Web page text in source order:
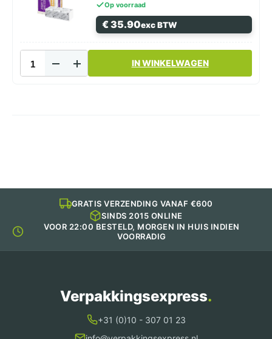
gekozen
de
productpagina
Op voorraad
€35.90exc BTW
Smart
Professional
IN WINKELWAGEN
GRATIS VERZENDING VANAF €600
SINDS 2015 ONLINE
VOOR 22:00 BESTELD, MORGEN IN HUIS INDIEN
VOORRADIG
Verpakkingsexpress.
+31 (0)10 - 307 01 23